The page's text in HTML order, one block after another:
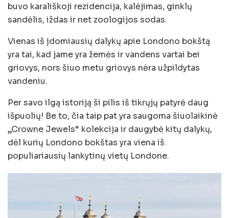
buvo karališkoji rezidencija, kalėjimas, ginklų
sandėlis, iždas ir net zoologijos sodas.
Vienas iš įdomiausių dalykų apie Londono bokštą
yra tai, kad jame yra žemės ir vandens vartai bei
griovys, nors šiuo metu griovys nėra užpildytas
vandeniu.
Per savo ilgą istoriją ši pilis iš tikrųjų patyrė daug
išpuolių! Be to, čia taip pat yra saugoma šiuolaikinė
„Crowne Jewels“ kolekcija ir daugybė kitų dalykų,
dėl kurių Londono bokštas yra viena iš
populiariausių lankytinų vietų Londone.